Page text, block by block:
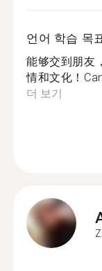
언어 학습 목
能够交到朋友
情和文化！
더 보기